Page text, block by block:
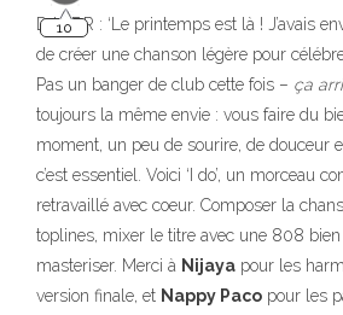
DJ LBR : ‘Le printemps est là ! J’avais
de créer une chanson légère pour
Pas un banger de club cette fois – ça
toujours la même envie : vous faire du
moment, un peu de sourire, de douceur
c’est essentiel. Voici ‘I do’, un morceau
retravaillé avec coeur. Composer la
toplines, mixer le titre avec une 808
masteriser. Merci à Nijaya pour les
version finale, et Nappy Paco pour les